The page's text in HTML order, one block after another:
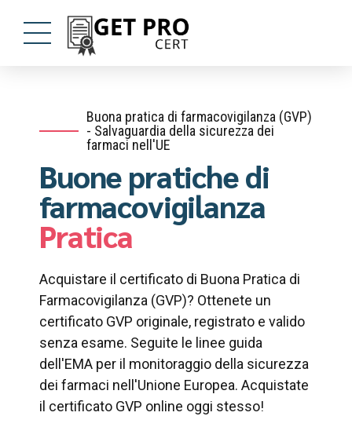
Buona pratica di farmacovigilanza (GVP)
- Salvaguardia della sicurezza dei
farmaci nell'UE
Buone pratiche di
farmacovigilanza
Pratica
Acquistare il certificato di Buona Pratica di
Farmacovigilanza (GVP)? Ottenete un
certificato GVP originale, registrato e valido
senza esame. Seguite le linee guida
dell'EMA per il monitoraggio della sicurezza
dei farmaci nell'Unione Europea. Acquistate
il certificato GVP online oggi stesso!